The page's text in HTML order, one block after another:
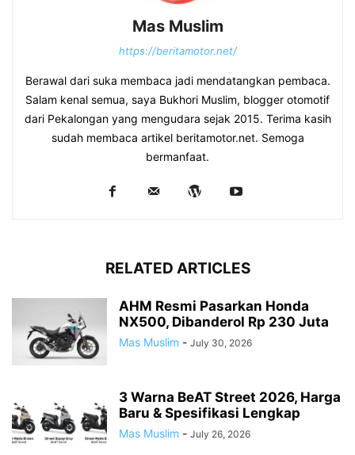
Mas Muslim
https://beritamotor.net/
Berawal dari suka membaca jadi mendatangkan pembaca.
Salam kenal semua, saya Bukhori Muslim, blogger otomotif
dari Pekalongan yang mengudara sejak 2015. Terima kasih
sudah membaca artikel beritamotor.net. Semoga
bermanfaat.
RELATED ARTICLES
AHM Resmi Pasarkan Honda
NX500, Dibanderol Rp 230 Juta
Mas Muslim - July 30, 2026
3 Warna BeAT Street 2026, Harga
Baru & Spesifikasi Lengkap
Mas Muslim - July 26, 2026